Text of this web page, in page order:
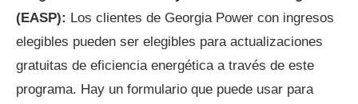
(EASP): Los clientes de Georgia Power con ingresos
elegibles pueden ser elegibles para actualizaciones
gratuitas de eficiencia energética a través de este
programa. Hay un formulario que puede usar para